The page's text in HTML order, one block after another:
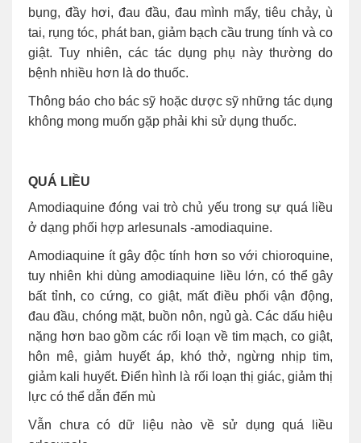
bụng, đầy hơi, đau đầu, đau mình mẩy, tiêu chảy, ù
tai, rụng tóc, phát ban, giảm bạch cầu trung tính và co
giật. Tuy nhiên, các tác dụng phụ này thường do
bệnh nhiều hơn là do thuốc.
Thông báo cho bác sỹ hoặc dược sỹ những tác dụng
không mong muốn gặp phải khi sử dụng thuốc.
QUÁ LIỀU
Amodiaquine đóng vai trò chủ yếu trong sự quá liều
ở dạng phối hợp arlesunals -amodiaquine.
Amodiaquine ít gây độc tính hơn so với chioroquine,
tuy nhiên khi dùng amodiaquine liều lớn, có thể gây
bất tỉnh, co cứng, co giật, mất điều phối vận động,
đau đầu, chóng mặt, buồn nôn, ngủ gà. Các dấu hiệu
nặng hơn bao gồm các rối loạn về tim mạch, co giật,
hôn mê, giảm huyết áp, khó thở, ngừng nhịp tim,
giảm kali huyết. Điển hình là rối loạn thị giác, giảm thị
lực có thể dẫn đến mù
Vẫn chưa có dữ liệu nào về sử dụng quá liều